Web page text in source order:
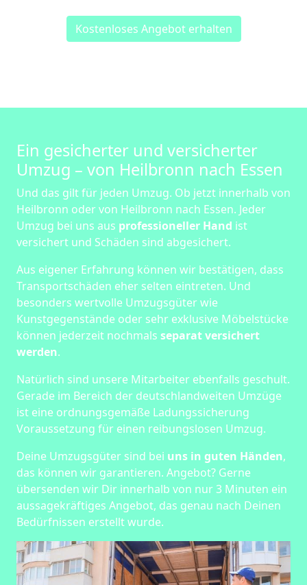
Kostenloses Angebot erhalten
Ein gesicherter und versicherter
Umzug – von Heilbronn nach Essen
Und das gilt für jeden Umzug. Ob jetzt innerhalb von
Heilbronn oder von Heilbronn nach Essen. Jeder
Umzug bei uns aus professioneller Hand ist
versichert und Schäden sind abgesichert.
Aus eigener Erfahrung können wir bestätigen, dass
Transportschäden eher selten eintreten. Und
besonders wertvolle Umzugsgüter wie
Kunstgegenstände oder sehr exklusive Möbelstücke
können jederzeit nochmals separat versichert
werden.
Natürlich sind unsere Mitarbeiter ebenfalls geschult.
Gerade im Bereich der deutschlandweiten Umzüge
ist eine ordnungsgemäße Ladungssicherung
Voraussetzung für einen reibungslosen Umzug.
Deine Umzugsgüter sind bei uns in guten Händen,
das können wir garantieren. Angebot? Gerne
übersenden wir Dir innerhalb von nur 3 Minuten ein
aussagekräftiges Angebot, das genau nach Deinen
Bedürfnissen erstellt wurde.